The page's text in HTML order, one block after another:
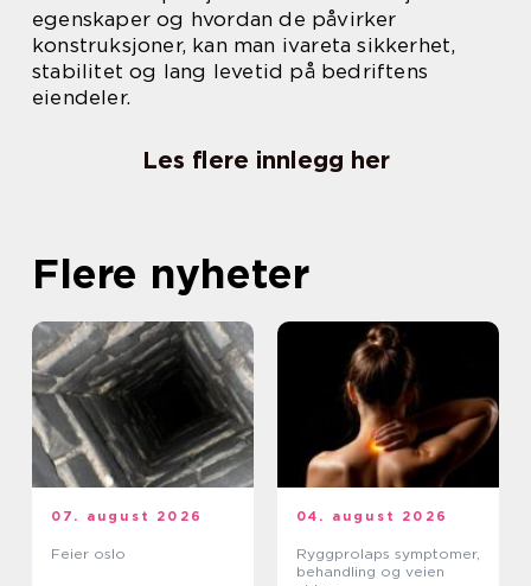
egenskaper og hvordan de påvirker
konstruksjoner, kan man ivareta sikkerhet,
stabilitet og lang levetid på bedriftens
eiendeler.
Les flere innlegg her
Flere nyheter
07. august 2026
Feier oslo
04. august 2026
Ryggprolaps symptomer,
behandling og veien